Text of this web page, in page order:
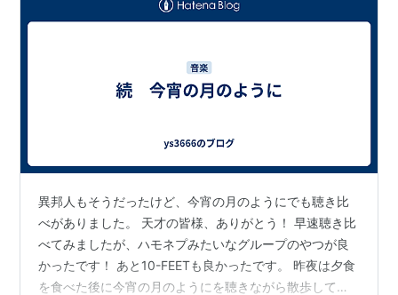
異邦人もそうだったけど、今宵の月のようにでも聴き比
べがありました。 天才の皆様、ありがとう！ 早速聴き比
べてみましたが、ハモネプみたいなグループのやつが良
かったです！ あと10-FEETも良かったです。 昨夜は夕食
を食べた後に今宵の月のようにを聴きながら散歩してみ